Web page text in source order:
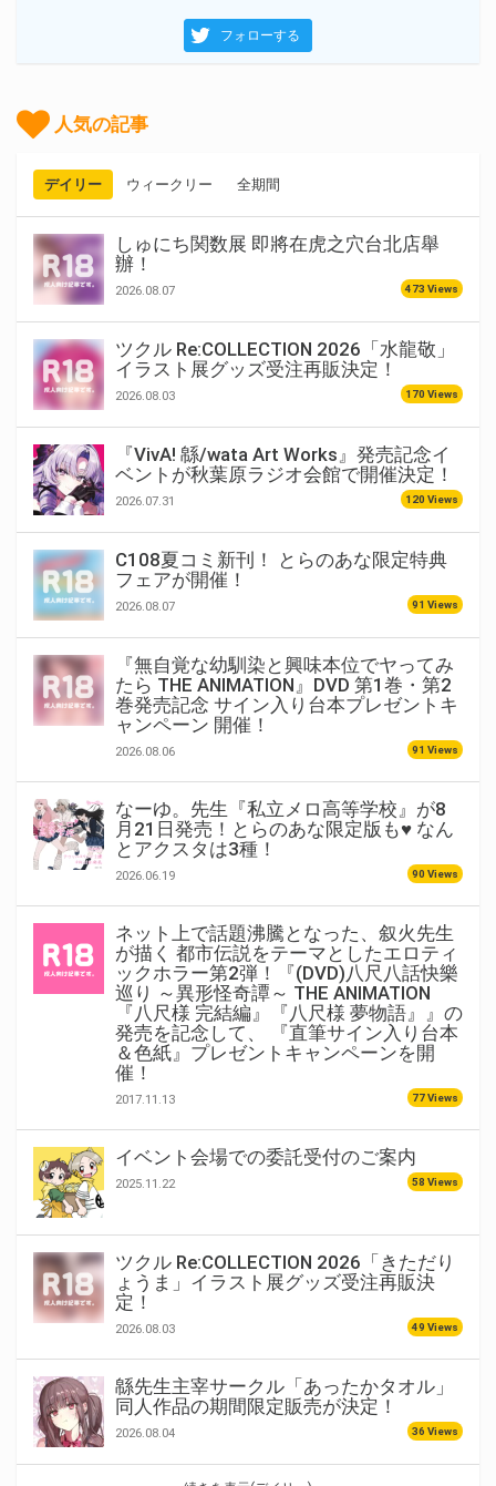
フォローする
人気の記事
デイリー ウィークリー 全期間
しゅにち関数展 即將在虎之穴台北店舉
辦！
2026.08.07 473 Views
ツクル Re:COLLECTION 2026「水龍敬」
イラスト展グッズ受注再販決定！
2026.08.03 170 Views
『VivA! 緜/wata Art Works』発売記念イ
ベントが秋葉原ラジオ会館で開催決定！
2026.07.31 120 Views
C108夏コミ新刊！ とらのあな限定特典
フェアが開催！
2026.08.07 91 Views
『無自覚な幼馴染と興味本位でヤってみ
たら THE ANIMATION』DVD 第1巻・第2
巻発売記念 サイン入り台本プレゼントキ
ャンペーン 開催！
2026.08.06 91 Views
なーゆ。先生『私立メロ高等学校』が8
月21日発売！とらのあな限定版も♥ なん
とアクスタは3種！
2026.06.19 90 Views
ネット上で話題沸騰となった、叙火先生
が描く 都市伝説をテーマとしたエロティ
ックホラー第2弾！『(DVD)八尺八話快樂
巡り ～異形怪奇譚～ THE ANIMATION
『八尺様 完結編』『八尺様 夢物語』』の
発売を記念して、 『直筆サイン入り台本
＆色紙』プレゼントキャンペーンを開
催！
2017.11.13 77 Views
イベント会場での委託受付のご案内
2025.11.22 58 Views
ツクル Re:COLLECTION 2026「きただり
ょうま」イラスト展グッズ受注再販決
定！
2026.08.03 49 Views
緜先生主宰サークル「あったかタオル」
同人作品の期間限定販売が決定！
2026.08.04 36 Views